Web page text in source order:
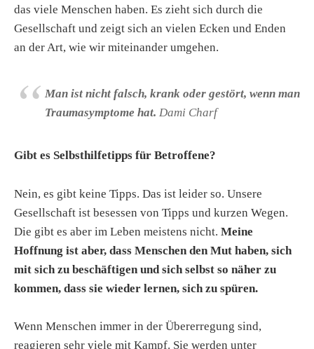
das viele Menschen haben. Es zieht sich durch die
Gesellschaft und zeigt sich an vielen Ecken und Enden
an der Art, wie wir miteinander umgehen.
Man ist nicht falsch, krank oder gestört, wenn man
Traumasymptome hat. Dami Charf
Gibt es Selbsthilfetipps für Betroffene?
Nein, es gibt keine Tipps. Das ist leider so. Unsere
Gesellschaft ist besessen von Tipps und kurzen Wegen.
Die gibt es aber im Leben meistens nicht. Meine
Hoffnung ist aber, dass Menschen den Mut haben, sich
mit sich zu beschäftigen und sich selbst so näher zu
kommen, dass sie wieder lernen, sich zu spüren.
Wenn Menschen immer in der Übererregung sind,
reagieren sehr viele mit Kampf. Sie werden unter